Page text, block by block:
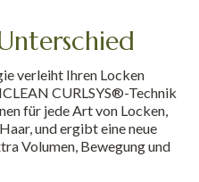
verleiht Ihren Locken
CURLSYS®-Technik
für jede Art von Locken,
und ergibt eine neue
Volumen, Bewegung und